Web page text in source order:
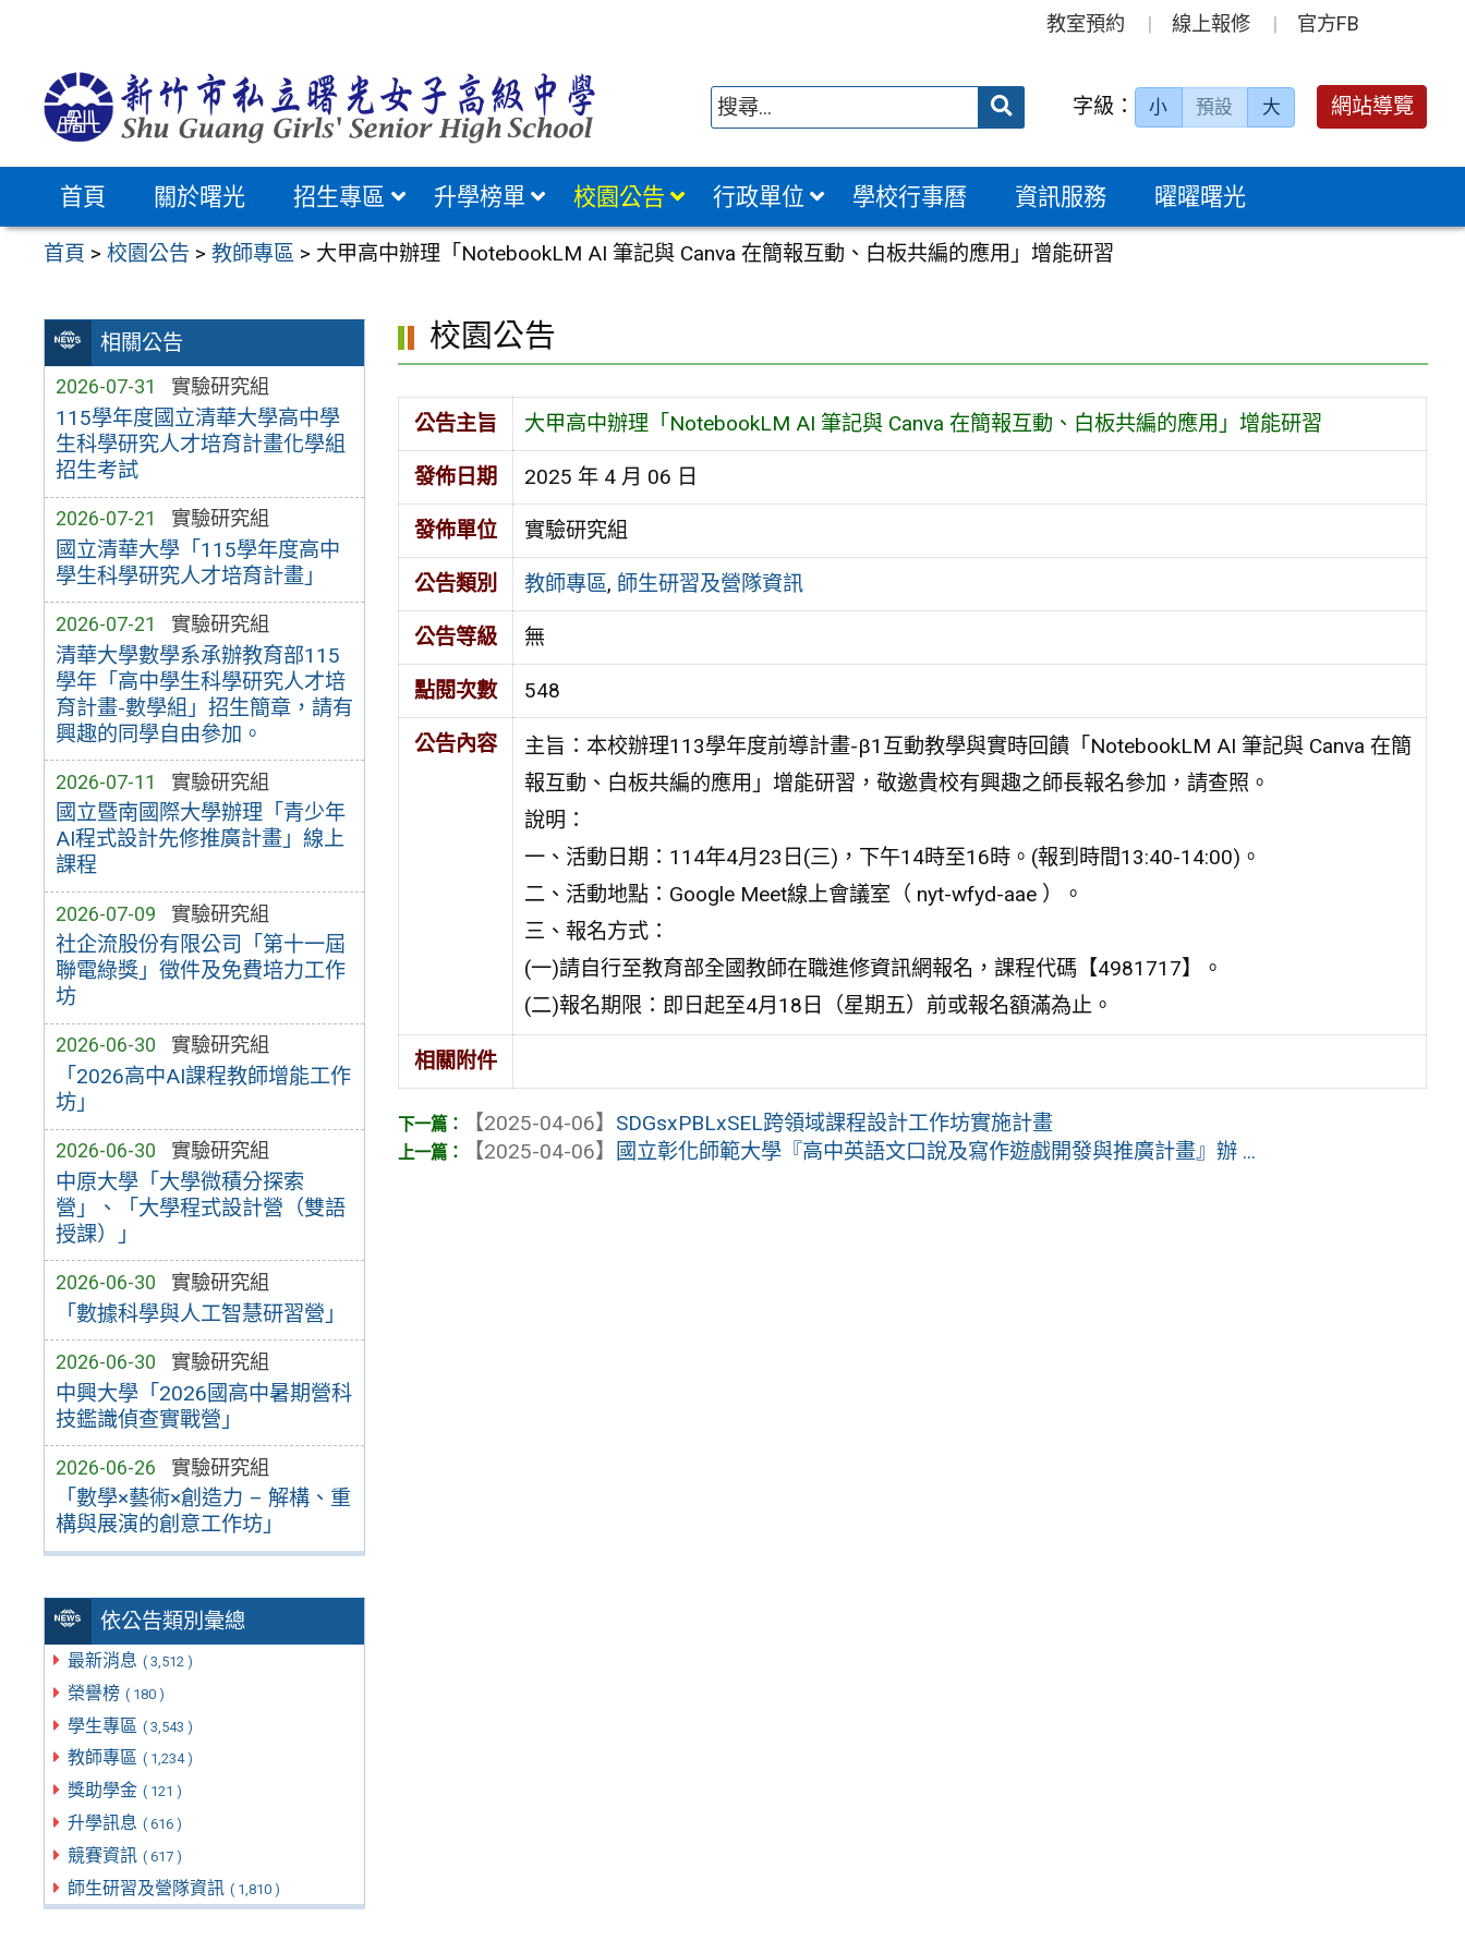
教室預約 線上報修 官方FB
送出 字級： 小 預設 大 網站導覽
首頁 關於曙光 招生專區 升學榜單 校園公告 行政單位 學校行事曆 資訊服務 曜曜曙光
首頁 >校園公告 >教師專區 > 大甲高中辦理「NotebookLM AI 筆記與 Canva 在簡報互動、白板共編的應用」增能研習
相關公告
2026-07-31 實驗研究組
115學年度國立清華大學高中學
生科學研究人才培育計畫化學組
招生考試
2026-07-21 實驗研究組
國立清華大學「115學年度高中
學生科學研究人才培育計畫」
2026-07-21 實驗研究組
清華大學數學系承辦教育部115
學年「高中學生科學研究人才培
育計畫-數學組」招生簡章，請有
興趣的同學自由參加。
2026-07-11 實驗研究組
國立暨南國際大學辦理「青少年
AI程式設計先修推廣計畫」線上
課程
2026-07-09 實驗研究組
社企流股份有限公司「第十一屆
聯電綠獎」徵件及免費培力工作
坊
2026-06-30 實驗研究組
「2026高中AI課程教師增能工作
坊」
2026-06-30 實驗研究組
中原大學「大學微積分探索
營」、「大學程式設計營（雙語
授課）」
2026-06-30 實驗研究組
「數據科學與人工智慧研習營」
2026-06-30 實驗研究組
中興大學「2026國高中暑期營科
技鑑識偵查實戰營」
2026-06-26 實驗研究組
「數學×藝術×創造力 – 解構、重
構與展演的創意工作坊」
依公告類別彙總
最新消息 ( 3,512 )
榮譽榜 ( 180 )
學生專區 ( 3,543 )
教師專區 ( 1,234 )
獎助學金 ( 121 )
升學訊息 ( 616 )
競賽資訊 ( 617 )
師生研習及營隊資訊 ( 1,810 )
校園公告
公告主旨 大甲高中辦理「NotebookLM AI 筆記與 Canva 在簡報互動、白板共編的應用」增能研習
發佈日期 2025 年 4 月 06 日
發佈單位 實驗研究組
公告類別 教師專區, 師生研習及營隊資訊
公告等級 無
點閱次數 548
公告內容
主旨：本校辦理113學年度前導計畫-β1互動教學與實時回饋「NotebookLM AI 筆記與 Canva 在簡
報互動、白板共編的應用」增能研習，敬邀貴校有興趣之師長報名參加，請查照。
說明：
一、活動日期：114年4月23日(三)，下午14時至16時。(報到時間13:40-14:00)。
二、活動地點：Google Meet線上會議室（ nyt-wfyd-aae ）。
三、報名方式：
(一)請自行至教育部全國教師在職進修資訊網報名，課程代碼【4981717】。
(二)報名期限：即日起至4月18日（星期五）前或報名額滿為止。
相關附件
【2025-04-06】 SDGsxPBLxSEL跨領域課程設計工作坊實施計畫
【2025-04-06】
國立彰化師範大學『高中英語文口說及寫作遊戲開發與推廣計畫』辦 ...